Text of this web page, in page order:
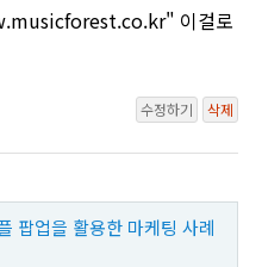
이걸로
수정하기 삭제
팝업을 활용한 마케팅 사례